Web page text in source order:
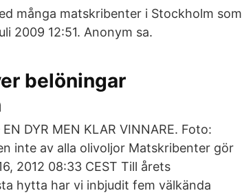
många matskribenter i Stockholm som
2009 12:51. Anonym sa.
belöningar
DYR MEN KLAR VINNARE. Foto:
inte av alla olivoljor Matskribenter gör
2012 08:33 CEST Till årets
hytta har vi inbjudit fem välkända